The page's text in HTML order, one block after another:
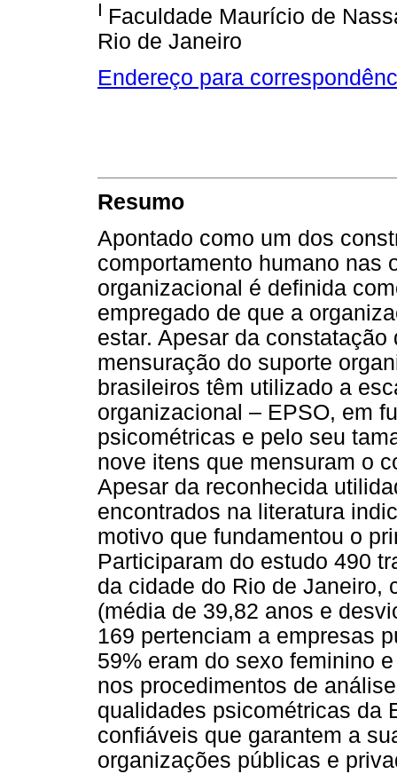
I Faculdade Maurício de
Rio de Janeiro
Endereço para
Resumo
Apontado como um dos
comportamento humano nas
organizacional é definida
empregado de que a
estar. Apesar da
mensuração do suporte
brasileiros têm utilizado a
organizacional – EPSO, em
psicométricas e pelo seu
nove itens que mensuram o
Apesar da reconhecida
encontrados na literatura
motivo que fundamentou o
Participaram do estudo 490
da cidade do Rio de Janeiro,
(média de 39,82 anos e
169 pertenciam a empresas
59% eram do sexo feminino
nos procedimentos de
qualidades psicométricas da
confiáveis que garantem a
organizações públicas e